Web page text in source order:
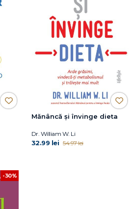
Mănâncă și învinge dieta
Dr. William W. Li
32.99 lei 54.97 lei
-30%